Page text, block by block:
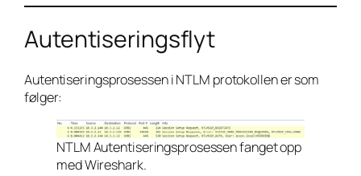
Autentiseringsflyt
Autentiseringsprosessen i NTLM protokollen er som
følger:
NTLM Autentiseringsprosessen fanget opp
med Wireshark.